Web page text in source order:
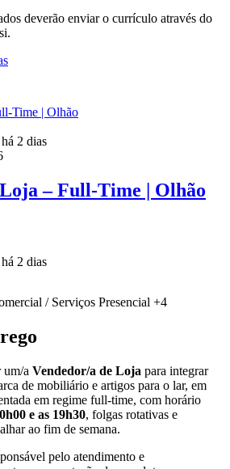
deverão enviar o currículo através do
Time | Olhão
2 dias
– Full-Time | Olhão
2 dias
/ Serviços Presencial +4
um/a Vendedor/a de Loja para integrar
de mobiliário e artigos para o lar, em
em regime full-time, com horário
e as 19h30, folgas rotativas e
ao fim de semana.
pelo atendimento e